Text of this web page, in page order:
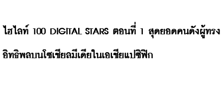
ไฮไลท์ 100 DIGITAL STARS ตอนที่ 1 สุดยอดคนดังผู้ทรง
อิทธิพลบนโซเชียลมีเดียในเอเชียแปซิฟิก